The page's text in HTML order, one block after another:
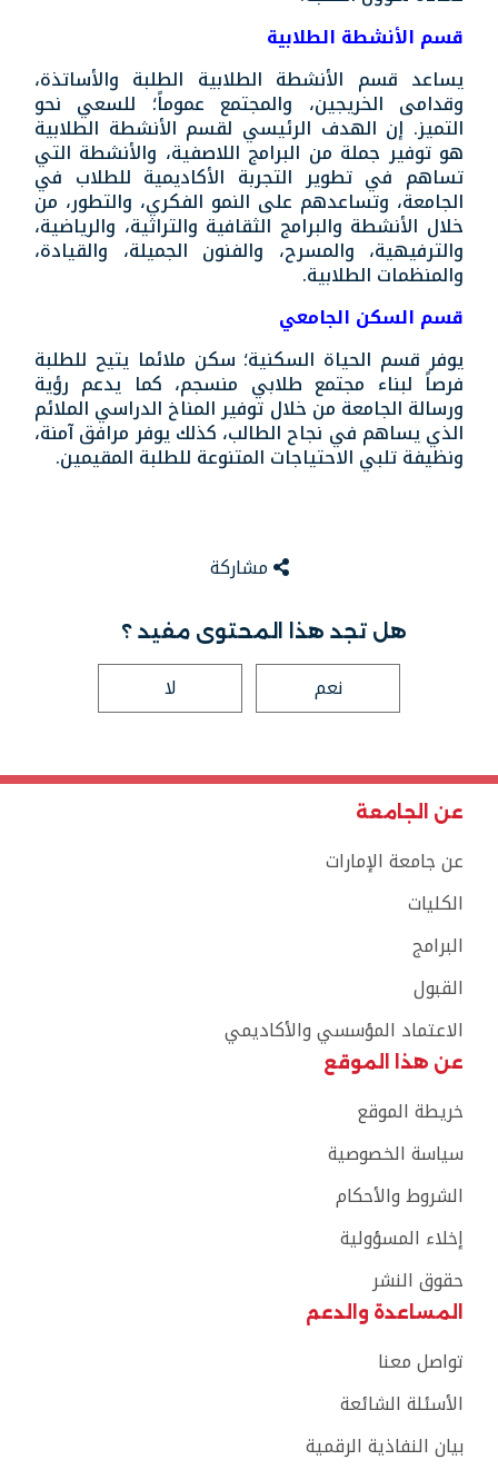
قسم الأنشطة الطلابية
يساعد قسم الأنشطة الطلابية الطلبة والأساتذة،
وقدامى الخريجين، والمجتمع عموماً؛ للسعي نحو
التميز. إن الهدف الرئيسي لقسم الأنشطة الطلابية
هو توفير جملة من البرامج اللاصفية، والأنشطة التي
تساهم في تطوير التجربة الأكاديمية للطلاب في
الجامعة، وتساعدهم على النمو الفكري، والتطور، من
خلال الأنشطة والبرامج الثقافية والتراثية، والرياضية،
والترفيهية، والمسرح، والفنون الجميلة، والقيادة،
والمنظمات الطلابية.
قسم السكن الجامعي
يوفر قسم الحياة السكنية؛ سكن ملائما يتيح للطلبة
فرصاً لبناء مجتمع طلابي منسجم، كما يدعم رؤية
ورسالة الجامعة من خلال توفير المناخ الدراسي الملائم
الذي يساهم في نجاح الطالب، كذلك يوفر مرافق آمنة،
ونظيفة تلبي الاحتياجات المتنوعة للطلبة المقيمين.
مشاركة
هل تجد هذا المحتوى مفيد ؟
نعم لا
عن الجامعة
عن جامعة الإمارات
الكليات
البرامج
القبول
الاعتماد المؤسسي والأكاديمي
عن هذا الموقع
خريطة الموقع
سياسة الخصوصية
الشروط والأحكام
إخلاء المسؤولية
حقوق النشر
المساعدة والدعم
تواصل معنا
الأسئلة الشائعة
بيان النفاذية الرقمية